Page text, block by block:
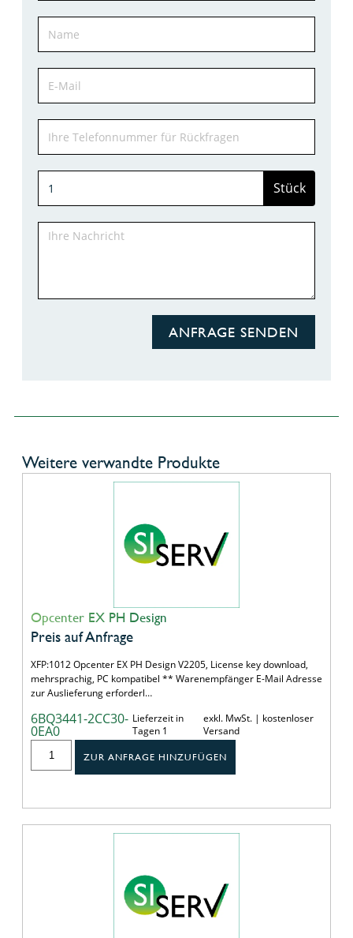
Stück
ANFRAGE SENDEN
Weitere verwandte Produkte
Opcenter EX PH Design
Preis auf Anfrage
XFP:1012 Opcenter EX PH Design V2205, License key download,
mehrsprachig, PC kompatibel ** Warenempfänger E-Mail Adresse
zur Auslieferung erforderl…
6BQ3441-2CC30-
0EA0
Lieferzeit in
Tagen 1
exkl. MwSt. | kostenloser
Versand
ZUR ANFRAGE HINZUFÜGEN